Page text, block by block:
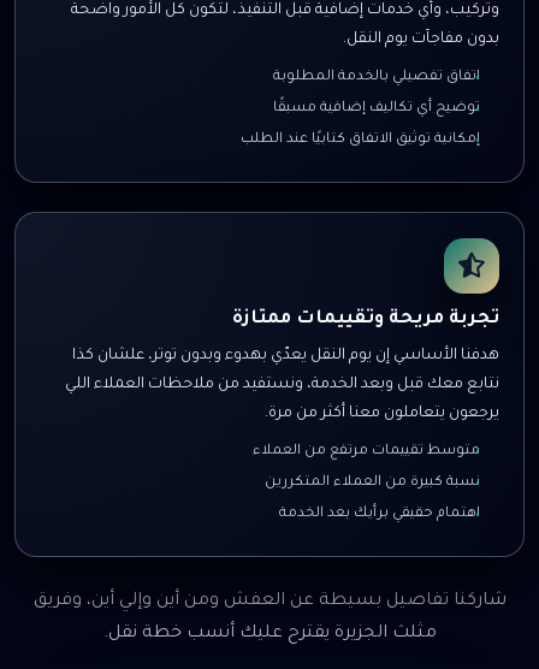
وتركيب، وأي خدمات إضافية قبل التنفيذ، لتكون كل الأمور واضحة
بدون مفاجآت يوم النقل.
اتفاق تفصيلي بالخدمة المطلوبة
توضيح أي تكاليف إضافية مسبقًا
إمكانية توثيق الاتفاق كتابيًا عند الطلب
تجربة مريحة وتقييمات ممتازة
هدفنا الأساسي إن يوم النقل يعدّي بهدوء وبدون توتر، علشان كذا
نتابع معك قبل وبعد الخدمة، ونستفيد من ملاحظات العملاء اللي
يرجعون يتعاملون معنا أكثر من مرة.
متوسط تقييمات مرتفع من العملاء
نسبة كبيرة من العملاء المتكررين
اهتمام حقيقي برأيك بعد الخدمة
شاركنا تفاصيل بسيطة عن العفش ومن أين وإلي أين، وفريق
مثلث الجزيرة يقترح عليك أنسب خطة نقل.